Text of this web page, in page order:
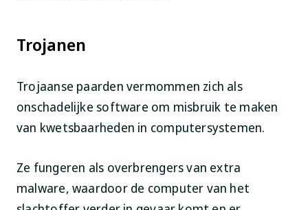
Trojanen
Trojaanse paarden vermommen zich als
onschadelijke software om misbruik te maken
van kwetsbaarheden in computersystemen.
Ze fungeren als overbrengers van extra
malware, waardoor de computer van het